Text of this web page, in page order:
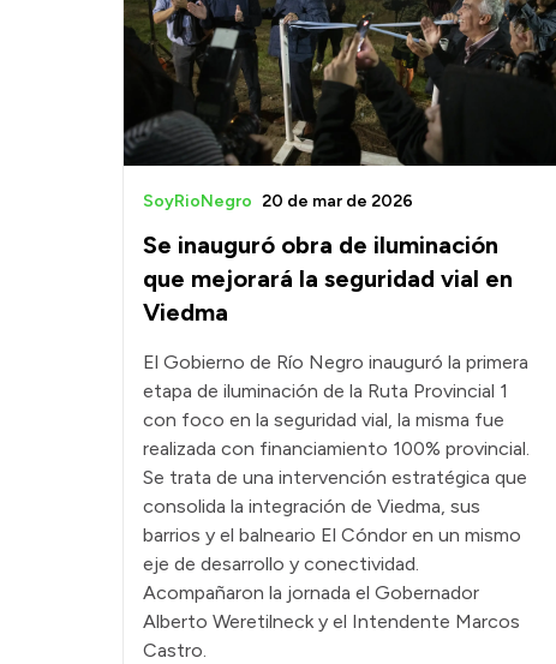
Se inauguró obra de iluminación
que mejorará la seguridad vial en
Viedma
SoyRioNegro 20 de mar de 2026
El Gobierno de Río Negro inauguró la primera
etapa de iluminación de la Ruta Provincial 1
con foco en la seguridad vial, la misma fue
realizada con financiamiento 100% provincial.
Se trata de una intervención estratégica que
consolida la integración de Viedma, sus
barrios y el balneario El Cóndor en un mismo
eje de desarrollo y conectividad.
Acompañaron la jornada el Gobernador
Alberto Weretilneck y el Intendente Marcos
Castro.